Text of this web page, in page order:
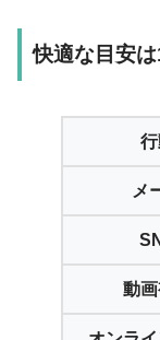
快適な目安
メ
動